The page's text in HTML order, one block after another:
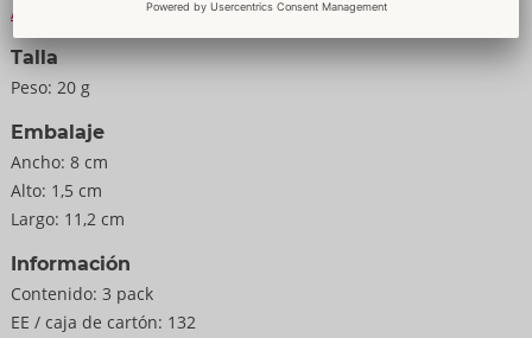
A la información material
Talla
Peso: 20 g
Embalaje
Ancho: 8 cm
Alto: 1,5 cm
Largo: 11,2 cm
Información
Contenido: 3 pack
EE / caja de cartón: 132